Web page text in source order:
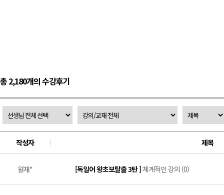
총 2,180개의 수강후기
작성자 제목
원재* [독일어 왕초보탈출 3탄 ]체계적인 강의 (0)